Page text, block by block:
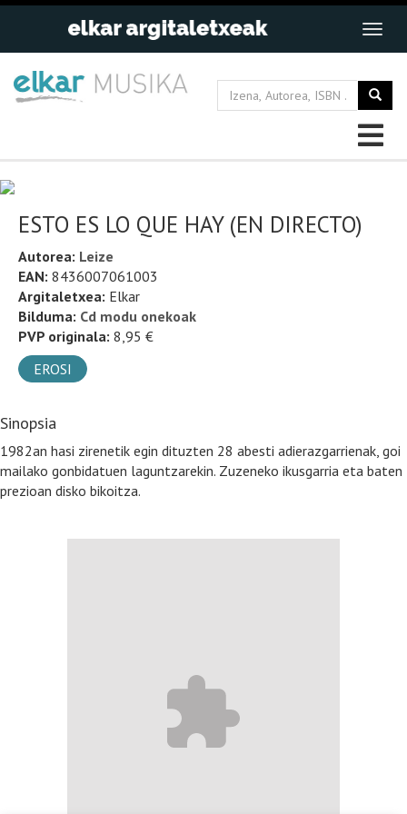
ESTO ES LO QUE HAY (EN DIRECTO)
Autorea: Leize
EAN: 8436007061003
Argitaletxea: Elkar
Bilduma: Cd modu onekoak
PVP originala: 8,95 €
EROSI
Sinopsia
1982an hasi zirenetik egin dituzten 28 abesti adierazgarrienak, goi
mailako gonbidatuen laguntzarekin. Zuzeneko ikusgarria eta baten
prezioan disko bikoitza.